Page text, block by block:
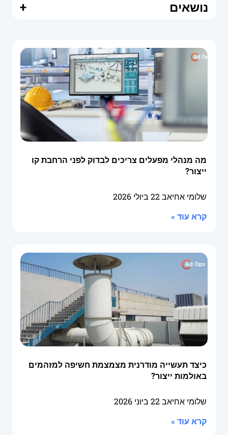
נושאים +
מה מנהלי מפעלים צריכים לבדוק לפני הרחבת קו
ייצור?
שלומי אחיאב22 ביולי 2026
קרא עוד »
כיצד תעשייה מודרנית מצמצמת חשיפה למזהמים
באולמות ייצור?
שלומי אחיאב22 ביוני 2026
קרא עוד »